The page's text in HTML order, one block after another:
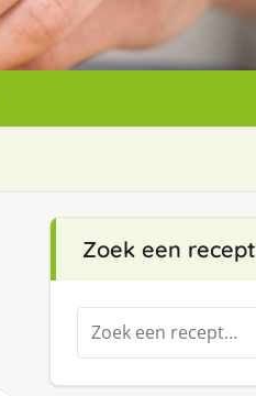
Zoek een recept
Zoeken
naar: